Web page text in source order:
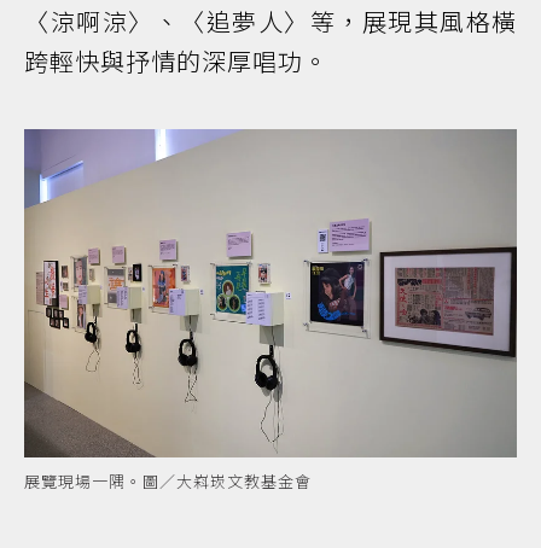
〈涼啊涼〉、〈追夢人〉等，展現其風格橫
跨輕快與抒情的深厚唱功。
展覽現場一隅。圖／大嵙崁文教基金會